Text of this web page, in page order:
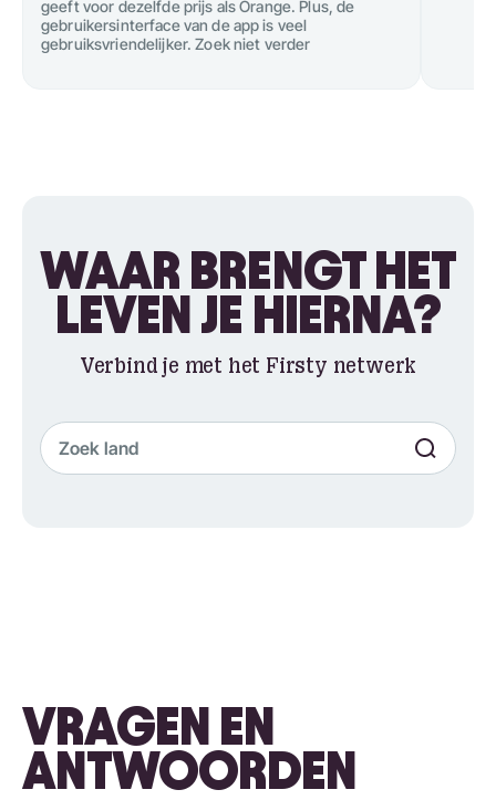
geeft voor dezelfde prijs als Orange. Plus, de
gebruikersinterface van de app is veel
gebruiksvriendelijker. Zoek niet verder
WAAR BRENGT HET
LEVEN JE HIERNA?
Verbind je met het Firsty netwerk
VRAGEN EN
ANTWOORDEN